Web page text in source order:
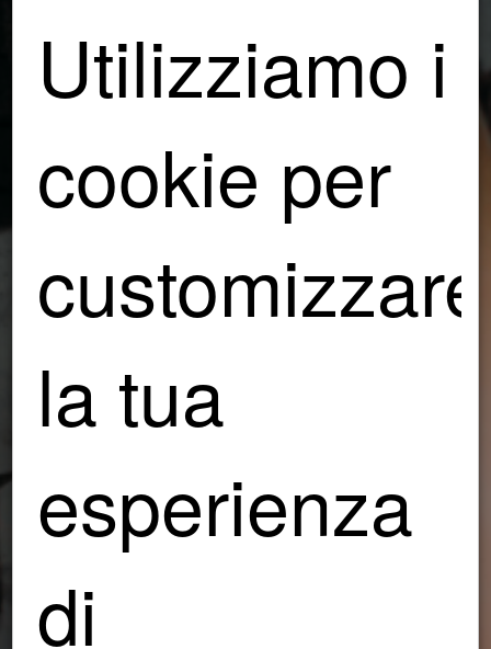
Utilizziamo i
cookie per
customizzare
la tua
esperienza
di